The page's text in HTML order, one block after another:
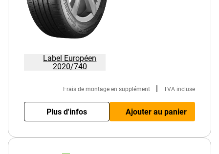
Label Européen
2020/740
Frais de montage en supplément TVA incluse
Plus d'infos Ajouter au panier